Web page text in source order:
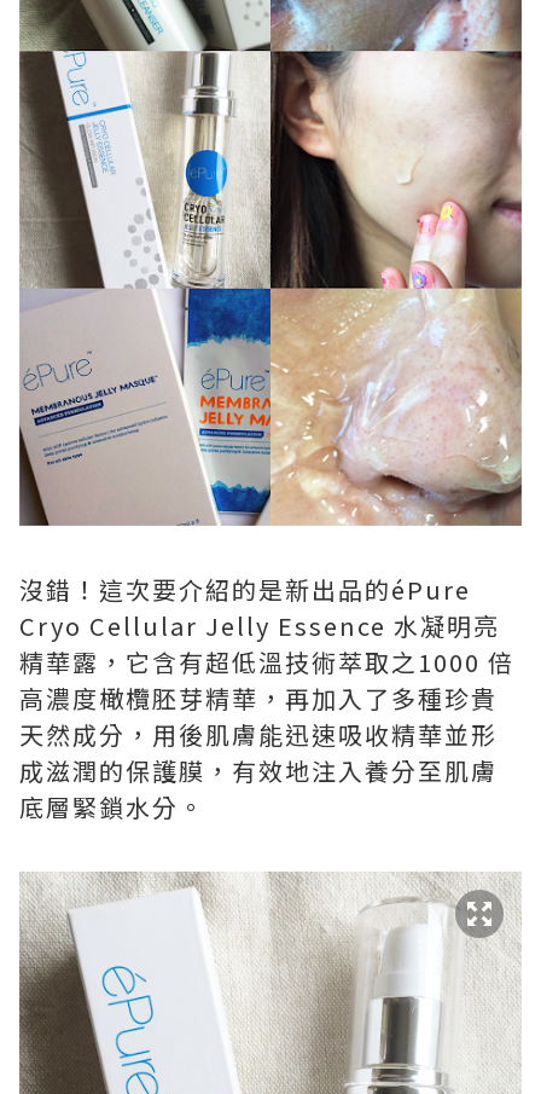
沒錯！這次要介紹的是新出品的éPure
Cryo Cellular Jelly Essence 水凝明亮
精華露，它含有超低溫技術萃取之1000 倍
高濃度橄欖胚芽精華，再加入了多種珍貴
天然成分，用後肌膚能迅速吸收精華並形
成滋潤的保護膜，有效地注入養分至肌膚
底層緊鎖水分。